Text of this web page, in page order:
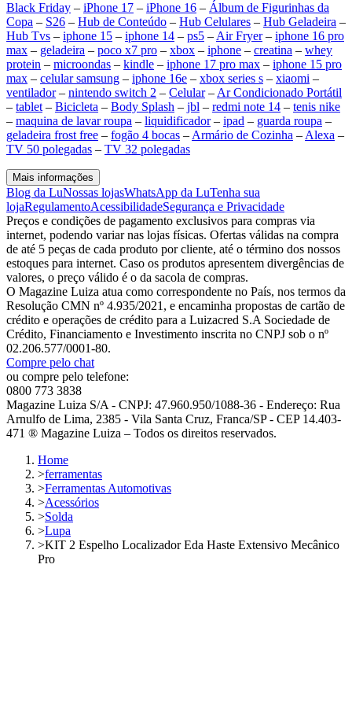
Black Friday – iPhone 17 – iPhone 16 – Álbum de Figurinhas da
Copa – S26 – Hub de Conteúdo – Hub Celulares – Hub Geladeira –
Hub Tvs – iphone 15 – iphone 14 – ps5 – Air Fryer– iphone 16 pro
max – geladeira – poco x7 pro – xbox – iphone – creatina – whey
protein – microondas – kindle – iphone 17 pro max – iphone 15 pro
max – celular samsung – iphone 16e – xbox series s – xiaomi –
ventilador– nintendo switch 2 – Celular– Ar Condicionado Portátil
– tablet – Bicicleta – Body Splash – jbl – redmi note 14 – tenis nike
– maquina de lavar roupa – liquidificador– ipad – guarda roupa –
geladeira frost free – fogão 4 bocas – Armário de Cozinha – Alexa –
TV 50 polegadas – TV 32 polegadas
Mais informações
Blog da LuNossas lojasWhatsApp da LuTenha sua
lojaRegulamentoAcessibilidadeSegurança e Privacidade
Preços e condições de pagamento exclusivos para compras via
internet, podendo variar nas lojas físicas. Ofertas válidas na compra
de até 5 peças de cada produto por cliente, até o término dos nossos
estoques para internet. Caso os produtos apresentem divergências de
valores, o preço válido é o da sacola de compras.
O Magazine Luiza atua como correspondente no País, nos termos da
Resolução CMN nº 4.935/2021, e encaminha propostas de cartão de
crédito e operações de crédito para a Luizacred S.A Sociedade de
Crédito, Financiamento e Investimento inscrita no CNPJ sob o nº
02.206.577/0001-80.
Compre pelo chat
ou compre pelo telefone:
0800 773 3838
Magazine Luiza S/A - CNPJ: 47.960.950/1088-36 - Endereço: Rua
Arnulfo de Lima, 2385 - Vila Santa Cruz, Franca/SP - CEP 14.403-
471 ® Magazine Luiza – Todos os direitos reservados.
Home
>ferramentas
>Ferramentas Automotivas
>Acessórios
>Solda
>Lupa
>KIT 2 Espelho Localizador Eda Haste Extensivo Mecânico
Pro